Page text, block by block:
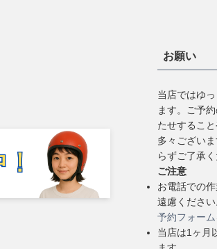
お願い
当店ではゆ
ます。ご予
たせするこ
多々ござい
らずご了承く
ご注意
お電話での
遠慮ください
予約フォーム
当店は1ヶ月